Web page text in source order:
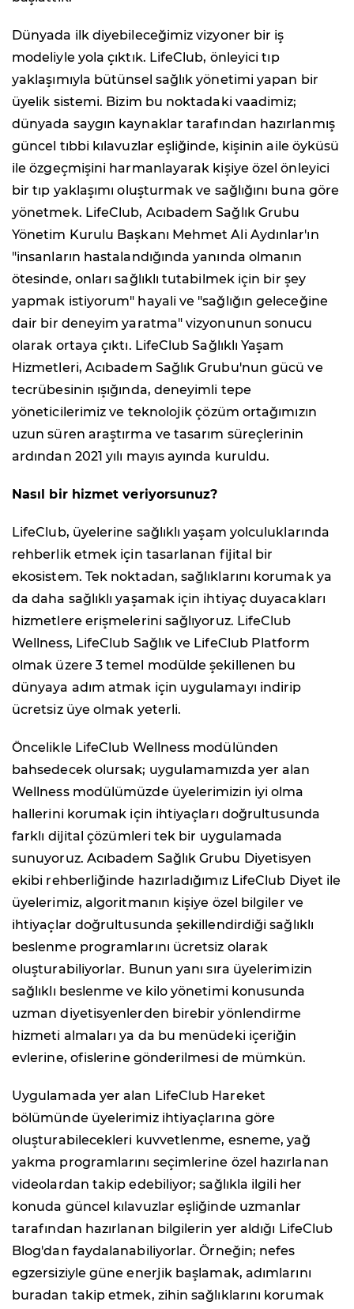
Dünyada ilk diyebileceğimiz vizyoner bir iş
modeliyle yola çıktık. LifeClub, önleyici tıp
yaklaşımıyla bütünsel sağlık yönetimi yapan bir
üyelik sistemi. Bizim bu noktadaki vaadimiz;
dünyada saygın kaynaklar tarafından hazırlanmış
güncel tıbbi kılavuzlar eşliğinde, kişinin aile öyküsü
ile özgeçmişini harmanlayarak kişiye özel önleyici
bir tıp yaklaşımı oluşturmak ve sağlığını buna göre
yönetmek. LifeClub, Acıbadem Sağlık Grubu
Yönetim Kurulu Başkanı Mehmet Ali Aydınlar'ın
"insanların hastalandığında yanında olmanın
ötesinde, onları sağlıklı tutabilmek için bir şey
yapmak istiyorum" hayali ve "sağlığın geleceğine
dair bir deneyim yaratma" vizyonunun sonucu
olarak ortaya çıktı. LifeClub Sağlıklı Yaşam
Hizmetleri, Acıbadem Sağlık Grubu'nun gücü ve
tecrübesinin ışığında, deneyimli tepe
yöneticilerimiz ve teknolojik çözüm ortağımızın
uzun süren araştırma ve tasarım süreçlerinin
ardından 2021 yılı mayıs ayında kuruldu.
Nasıl bir hizmet veriyorsunuz?
LifeClub, üyelerine sağlıklı yaşam yolculuklarında
rehberlik etmek için tasarlanan fijital bir
ekosistem. Tek noktadan, sağlıklarını korumak ya
da daha sağlıklı yaşamak için ihtiyaç duyacakları
hizmetlere erişmelerini sağlıyoruz. LifeClub
Wellness, LifeClub Sağlık ve LifeClub Platform
olmak üzere 3 temel modülde şekillenen bu
dünyaya adım atmak için uygulamayı indirip
ücretsiz üye olmak yeterli.
Öncelikle LifeClub Wellness modülünden
bahsedecek olursak; uygulamamızda yer alan
Wellness modülümüzde üyelerimizin iyi olma
hallerini korumak için ihtiyaçları doğrultusunda
farklı dijital çözümleri tek bir uygulamada
sunuyoruz. Acıbadem Sağlık Grubu Diyetisyen
ekibi rehberliğinde hazırladığımız LifeClub Diyet ile
üyelerimiz, algoritmanın kişiye özel bilgiler ve
ihtiyaçlar doğrultusunda şekillendirdiği sağlıklı
beslenme programlarını ücretsiz olarak
oluşturabiliyorlar. Bunun yanı sıra üyelerimizin
sağlıklı beslenme ve kilo yönetimi konusunda
uzman diyetisyenlerden birebir yönlendirme
hizmeti almaları ya da bu menüdeki içeriğin
evlerine, ofislerine gönderilmesi de mümkün.
Uygulamada yer alan LifeClub Hareket
bölümünde üyelerimiz ihtiyaçlarına göre
oluşturabilecekleri kuvvetlenme, esneme, yağ
yakma programlarını seçimlerine özel hazırlanan
videolardan takip edebiliyor; sağlıkla ilgili her
konuda güncel kılavuzlar eşliğinde uzmanlar
tarafından hazırlanan bilgilerin yer aldığı LifeClub
Blog'dan faydalanabiliyorlar. Örneğin; nefes
egzersiziyle güne enerjik başlamak, adımlarını
buradan takip etmek, zihin sağlıklarını korumak